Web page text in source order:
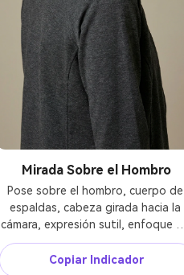
Mirada Sobre el Hombro
Pose sobre el hombro, cuerpo de
espaldas, cabeza girada hacia la
cámara, expresión sutil, enfoque en
la parte superior del cuerpo,
alineación realista del cuello y
Copiar Indicador